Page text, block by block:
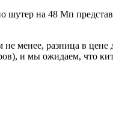
на 48 Мп
менее, разница в цене
и мы ожидаем, что